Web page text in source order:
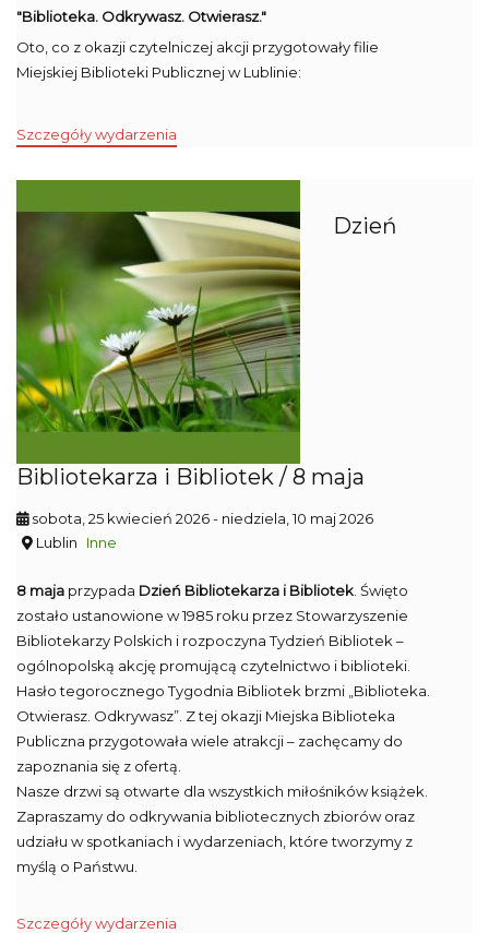
"Biblioteka. Odkrywasz. Otwierasz."
Oto, co z okazji czytelniczej akcji przygotowały filie
Miejskiej Biblioteki Publicznej w Lublinie:
Szczegóły wydarzenia
Dzień
Bibliotekarza i Bibliotek / 8 maja
sobota, 25 kwiecień 2026- niedziela, 10 maj 2026
Lublin
Inne
8 maja przypada Dzień Bibliotekarza i Bibliotek . Święto
zostało ustanowione w 1985 roku przez Stowarzyszenie
Bibliotekarzy Polskich i rozpoczyna Tydzień Bibliotek –
ogólnopolską akcję promującą czytelnictwo i biblioteki.
Hasło tegorocznego Tygodnia Bibliotek brzmi „Biblioteka.
Otwierasz. Odkrywasz”. Z tej okazji Miejska Biblioteka
Publiczna przygotowała wiele atrakcji – zachęcamy do
zapoznania się z ofertą.
Nasze drzwi są otwarte dla wszystkich miłośników książek.
Zapraszamy do odkrywania bibliotecznych zbiorów oraz
udziału w spotkaniach i wydarzeniach, które tworzymy z
myślą o Państwu.
Szczegóły wydarzenia